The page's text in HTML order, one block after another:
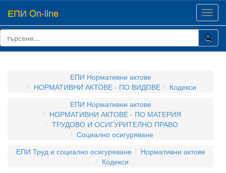
ЕПИ On-line
ЕПИ Нормативни актове
НОРМАТИВНИ АКТОВЕ - ПО ВИДОВЕ
Кодекси
ЕПИ Нормативни актове
НОРМАТИВНИ АКТОВЕ - ПО МАТЕРИЯ
ТРУДОВО И ОСИГУРИТЕЛНО ПРАВО
Социално осигуряване
ЕПИ Труд и социално осигуряване
Нормативни актове
Кодекси